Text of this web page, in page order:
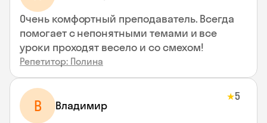
Очень комфортный преподаватель. Всегда
помогает с непонятными темами и все
уроки проходят весело и со смехом!
Репетитор: Полина
В Владимир
★5